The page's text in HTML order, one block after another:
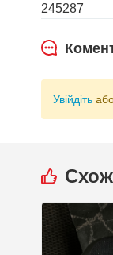
245287
Увійдіть